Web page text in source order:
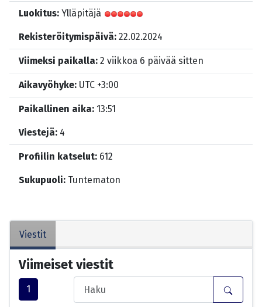
Luokitus: Ylläpitäjä
Rekisteröitymispäivä: 22.02.2024
Viimeksi paikalla: 2 viikkoa 6 päivää sitten
Aikavyöhyke: UTC +3:00
Paikallinen aika: 13:51
Viestejä: 4
Profiilin katselut: 612
Sukupuoli: Tuntematon
Viestit
Viimeiset viestit
1